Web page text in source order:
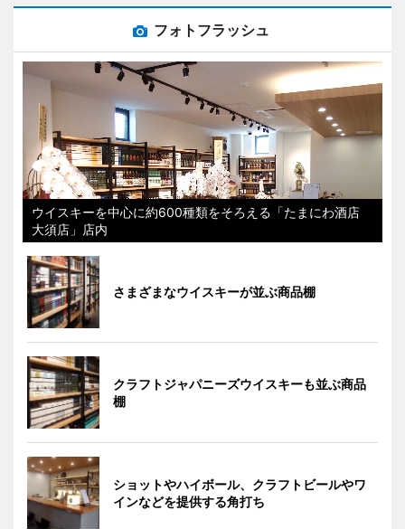
フォトフラッシュ
ウイスキーを中心に約600種類をそろえる「たまにわ酒店
大須店」店内
さまざまなウイスキーが並ぶ商品棚
クラフトジャパニーズウイスキーも並ぶ商品
棚
ショットやハイボール、クラフトビールやワ
インなどを提供する角打ち